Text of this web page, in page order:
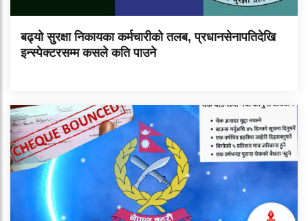
बढ्यो सुरक्षा निकायका कर्मचारीको तलब, प्रधानसेनापतिदेखि
इन्स्पेक्टरसम्म कसले कति पाउने